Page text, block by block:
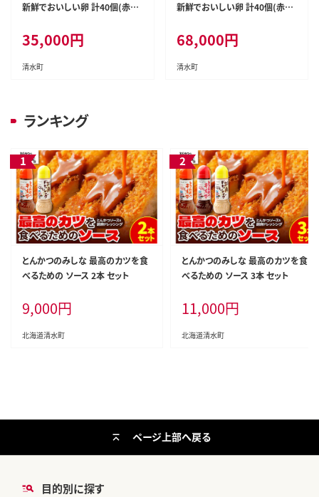
新鮮でおいしい卵 計40個(赤卵)
35,000円
清水町
新鮮でおいしい卵 計40個(赤卵)
68,000円
清水町
ランキング
とんかつのみしな 最高のカツを食
べるための ソース 2本 セット
9,000円
北海道清水町
とんかつのみしな 最高のカツを食
べるための ソース 3本 セット
11,000円
北海道清水町
目的別に探す
ページ上部へ戻る